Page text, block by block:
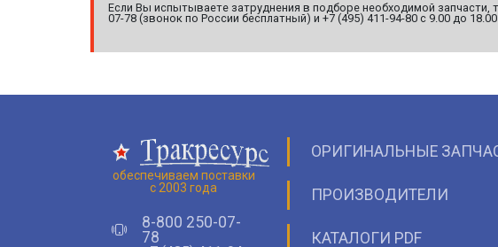
Если Вы испытываете затруднения в подборе необходимой
07-78 (звонок по России бесплатный) и +7 (495) 411-94-80 с 9.00 до
обеспечиваем поставки
с 2003 года
8-800 250-07-
78
ОРИГИНАЛЬНЫЕ
ПРОИЗВОДИТЕЛИ
КАТАЛОГИ PDF